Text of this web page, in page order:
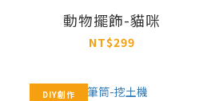
動物擺飾-貓咪
NT$299
DIY創作